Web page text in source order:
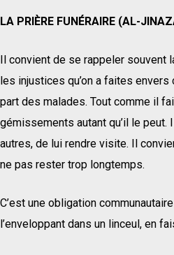
LA PRIÈRE FUNÉRAIRE (AL-
Il convient de se rappeler souvent
les injustices qu’on a faites
part des malades. Tout comme il
gémissements autant qu’il le
autres, de lui rendre visite. Il
ne pas rester trop longtemps.
C’est une obligation
l’enveloppant dans un linceul, en